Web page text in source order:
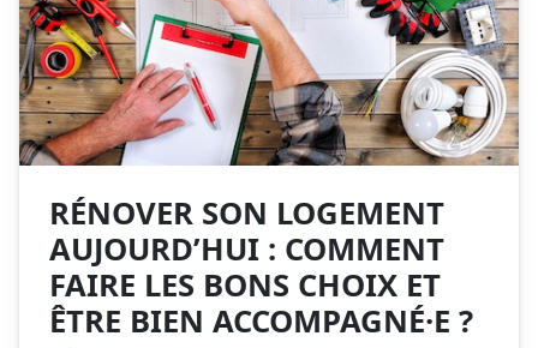
RÉNOVER SON LOGEMENT
AUJOURD’HUI : COMMENT
FAIRE LES BONS CHOIX ET
ÊTRE BIEN ACCOMPAGNÉ·E ?